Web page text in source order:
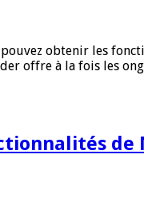
obtenir les
offre à la fois les
de